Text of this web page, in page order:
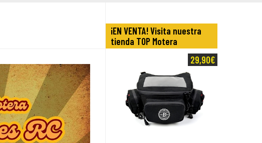
¡EN VENTA! Visita nuestra
tienda TOP Motera
29,90€